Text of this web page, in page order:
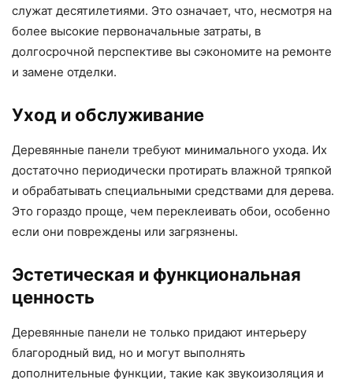
служат десятилетиями. Это означает, что, несмотря на
более высокие первоначальные затраты, в
долгосрочной перспективе вы сэкономите на ремонте
и замене отделки.
Уход и обслуживание
Деревянные панели требуют минимального ухода. Их
достаточно периодически протирать влажной тряпкой
и обрабатывать специальными средствами для дерева.
Это гораздо проще, чем переклеивать обои, особенно
если они повреждены или загрязнены.
Эстетическая и функциональная
ценность
Деревянные панели не только придают интерьеру
благородный вид, но и могут выполнять
дополнительные функции, такие как звукоизоляция и